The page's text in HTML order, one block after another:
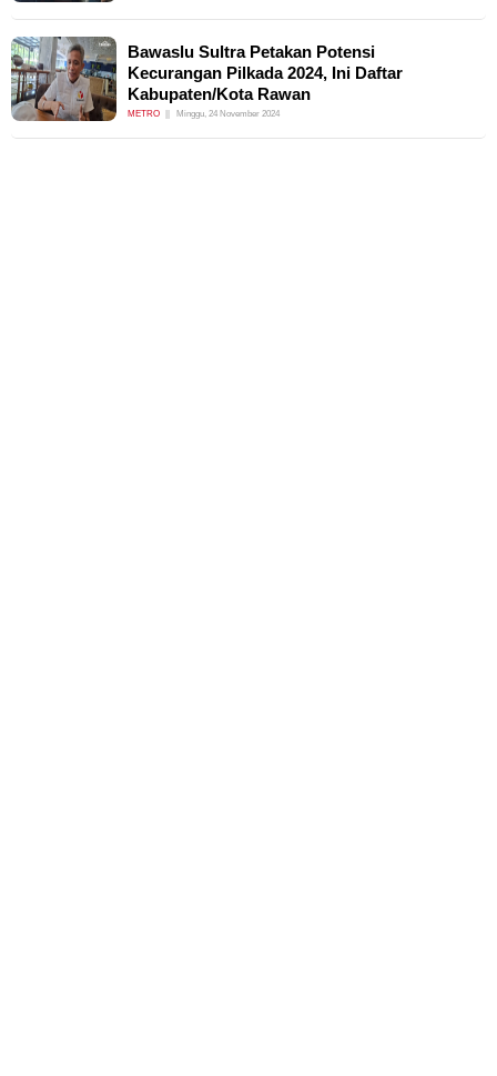
Bawaslu Sultra Petakan Potensi
Kecurangan Pilkada 2024, Ini Daftar
Kabupaten/Kota Rawan
METRO Minggu, 24 November 2024